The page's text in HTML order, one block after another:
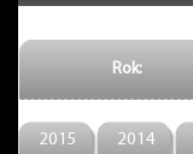
Rok:
2015 2014